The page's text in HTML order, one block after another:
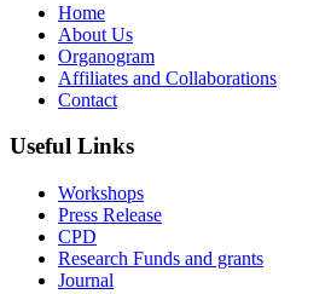
Home
About Us
Organogram
Affiliates and Collaborations
Contact
Useful Links
Workshops
Press Release
CPD
Research Funds and grants
Journal